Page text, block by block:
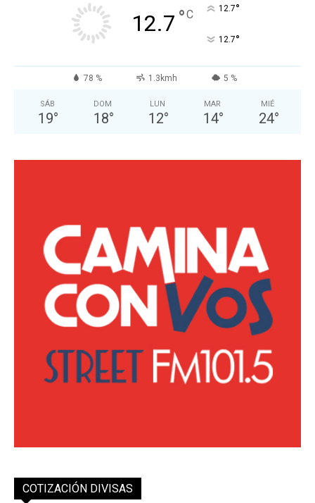
12.7 °C 12.7°
12.7°
78 % 1.3kmh 5 %
SÁB
19°
DOM
18°
LUN
12°
MAR
14°
MIÉ
24°
COTIZACIÓN DIVISAS